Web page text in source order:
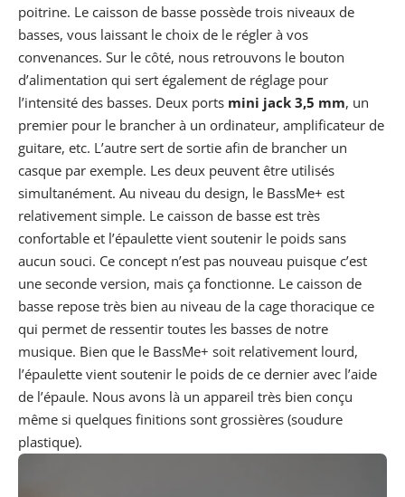
poitrine. Le caisson de basse possède trois niveaux de
basses, vous laissant le choix de le régler à vos
convenances. Sur le côté, nous retrouvons le bouton
d’alimentation qui sert également de réglage pour
l’intensité des basses. Deux ports mini jack 3,5 mm, un
premier pour le brancher à un ordinateur, amplificateur de
guitare, etc. L’autre sert de sortie afin de brancher un
casque par exemple. Les deux peuvent être utilisés
simultanément. Au niveau du design, le BassMe+ est
relativement simple. Le caisson de basse est très
confortable et l’épaulette vient soutenir le poids sans
aucun souci. Ce concept n’est pas nouveau puisque c’est
une seconde version, mais ça fonctionne. Le caisson de
basse repose très bien au niveau de la cage thoracique ce
qui permet de ressentir toutes les basses de notre
musique. Bien que le BassMe+ soit relativement lourd,
l’épaulette vient soutenir le poids de ce dernier avec l’aide
de l’épaule. Nous avons là un appareil très bien conçu
même si quelques finitions sont grossières (soudure
plastique).